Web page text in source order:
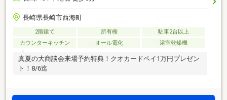
長崎県長崎市西海町
2階建て 所有権
駐車2台以上
カウンターキッチン
オール電化 浴室乾燥機
真夏の大商談会来場予約特典！クオカードペイ1万円プレゼン
ト！8/6迄